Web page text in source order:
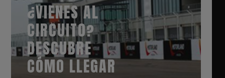
¿VIENES AL
CIRCUITO?
DESCUBRE
CÓMO LLEGAR